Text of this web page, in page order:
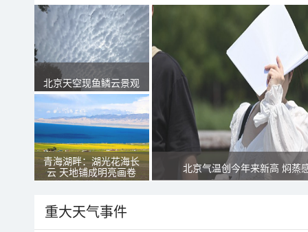
北京天空现鱼鳞云景观
青海湖畔：湖光花海长
云 天地铺成明亮画卷
北京气温创今年来新高 焖蒸
重大天气事件